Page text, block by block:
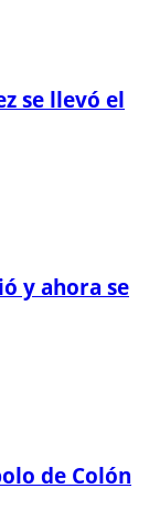
se llevó el
y ahora se
de Colón